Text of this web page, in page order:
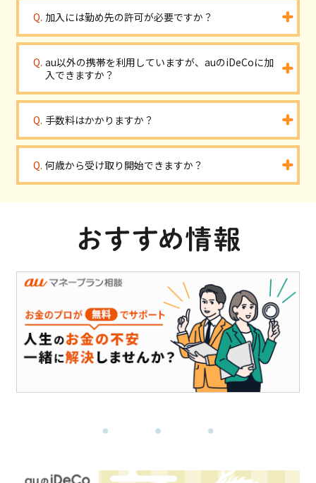
加入には勤め先の許可が必要ですか？
au以外の携帯を利用していますが、auのiDeCoに加
入できますか？
手数料はかかりますか？
何歳から受け取り開始できますか？